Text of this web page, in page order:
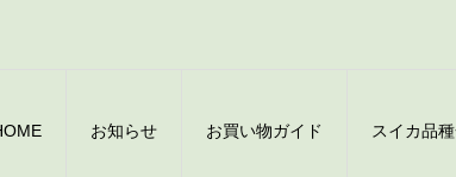
お知らせ お買い物ガイド スイカ品